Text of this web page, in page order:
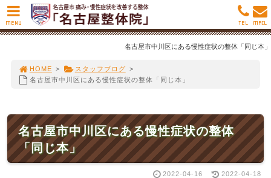
名古屋市中川区にある慢性症状の整体「同じ本」
HOME > スタッフブログ >
名古屋市中川区にある慢性症状の整体「同じ本」
名古屋市中川区にある慢性症状の整体
「同じ本」
2022-04-16 2022-04-18
MENU MAIL
TEL